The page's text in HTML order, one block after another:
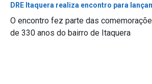
DRE Itaquera realiza encontro para
O encontro fez parte das
de 330 anos do bairro de Itaquera